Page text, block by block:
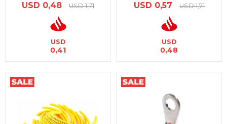
USD 0,48 USD 1,71
USD
0,41
USD 0,57 USD 1,71
USD
0,48